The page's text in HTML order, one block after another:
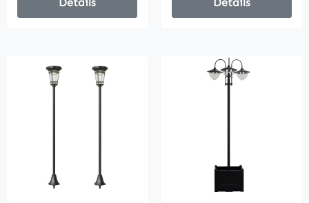
Details
Schwarz
Details